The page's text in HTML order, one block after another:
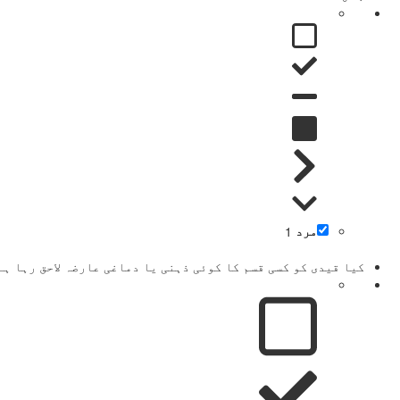
مرد 1
کیا قیدی کو کسی قسم کا کوئی ذہنی یا دماغی عارضہ لاحق رہا